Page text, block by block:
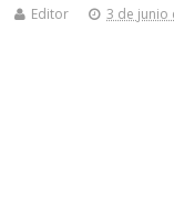
Editor 3 de junio